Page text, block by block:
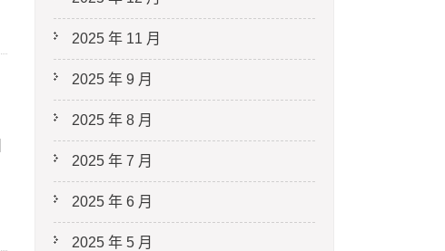
2025 年 11 月
2025 年 9 月
2025 年 8 月
2025 年 7 月
2025 年 6 月
2025 年 5 月